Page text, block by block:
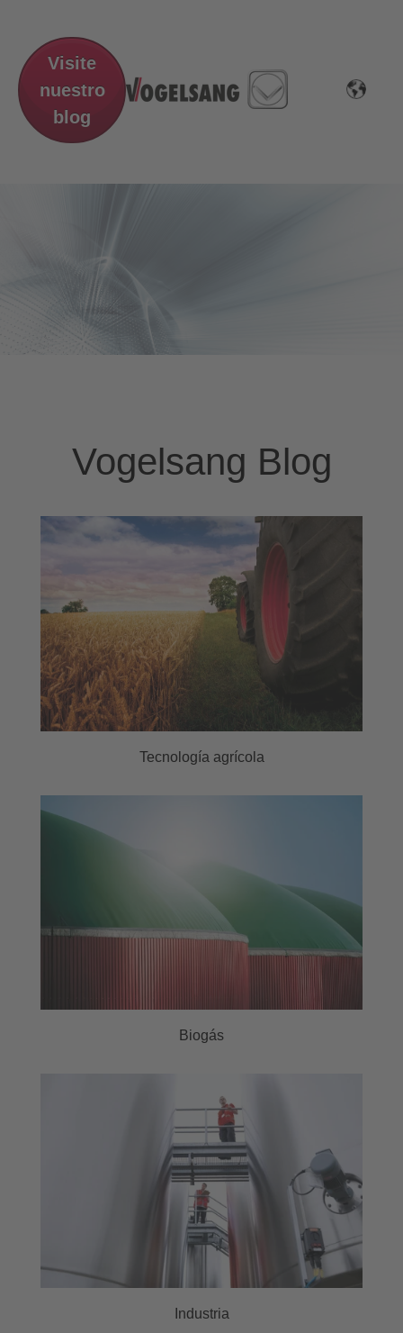
Visite
nuestro
blog
Vogelsang Blog
Tecnología agrícola
Biogás
Industria